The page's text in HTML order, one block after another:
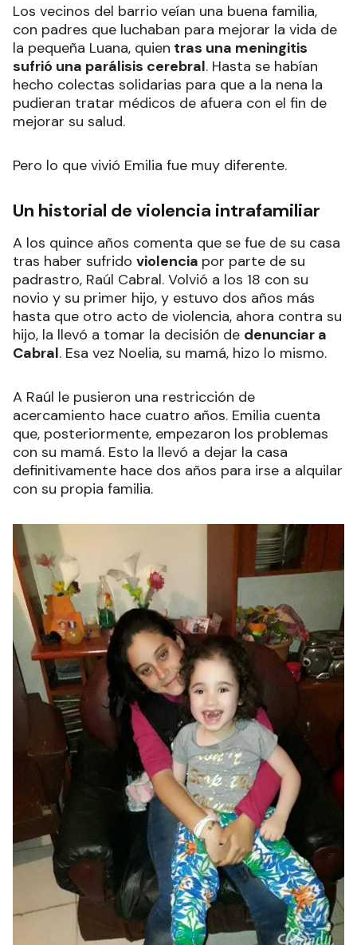
Los vecinos del barrio veían una buena familia,
con padres que luchaban para mejorar la vida de
la pequeña Luana, quien tras una meningitis
sufrió una parálisis cerebral. Hasta se habían
hecho colectas solidarias para que a la nena la
pudieran tratar médicos de afuera con el fin de
mejorar su salud.
Pero lo que vivió Emilia fue muy diferente.
Un historial de violencia intrafamiliar
A los quince años comenta que se fue de su casa
tras haber sufrido violencia por parte de su
padrastro, Raúl Cabral. Volvió a los 18 con su
novio y su primer hijo, y estuvo dos años más
hasta que otro acto de violencia, ahora contra su
hijo, la llevó a tomar la decisión de denunciar a
Cabral. Esa vez Noelia, su mamá, hizo lo mismo.
A Raúl le pusieron una restricción de
acercamiento hace cuatro años. Emilia cuenta
que, posteriormente, empezaron los problemas
con su mamá. Esto la llevó a dejar la casa
definitivamente hace dos años para irse a alquilar
con su propia familia.